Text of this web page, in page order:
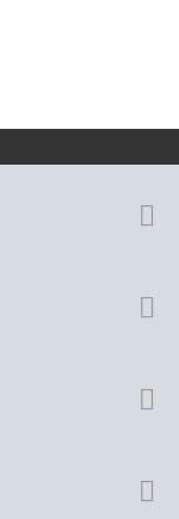



